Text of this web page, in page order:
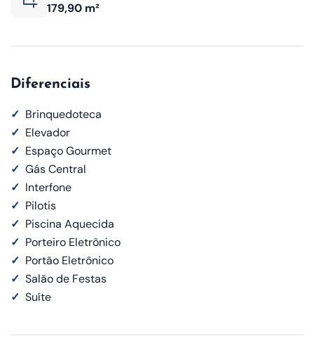
179,90 m²
Diferenciais
✓ Brinquedoteca
✓ Elevador
✓ Espaço Gourmet
✓ Gás Central
✓ Interfone
✓ Pilotis
✓ Piscina Aquecida
✓ Porteiro Eletrônico
✓ Portão Eletrônico
✓ Salão de Festas
✓ Suíte